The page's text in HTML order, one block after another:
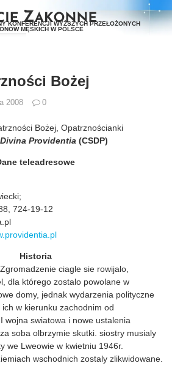
Bożej
2008 0
Bożej, Opatrznościanki
Providentia (CSDP)
teleadresowe
724-19-12
Historia
ciagle sie rowijalo,
dla którego zostalo powolane w
domy, jednak wydarzenia polityczne
w kierunku zachodnim od
wojna swiatowa i nowe ustalenia
soba olbrzymie skutki. siostry musialy
we Lweowie w kwietniu 1946r.
wschodnich zostaly zlikwidowane.